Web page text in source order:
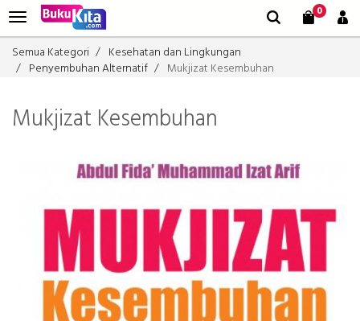
0
Semua Kategori
Kesehatan dan Lingkungan
Penyembuhan Alternatif
Mukjizat Kesembuhan
Mukjizat Kesembuhan